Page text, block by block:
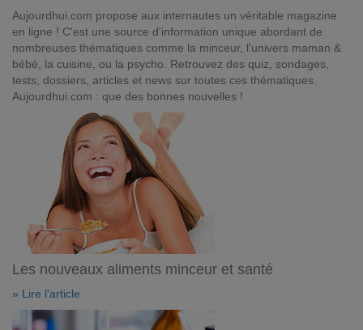
Aujourdhui.com propose aux internautes un véritable magazine
en ligne ! C'est une source d'information unique abordant de
nombreuses thématiques comme la minceur, l'univers maman &
bébé, la cuisine, ou la psycho. Retrouvez des quiz, sondages,
tests, dossiers, articles et news sur toutes ces thématiques.
Aujourdhui.com : que des bonnes nouvelles !
Les nouveaux aliments minceur et santé
» Lire l'article